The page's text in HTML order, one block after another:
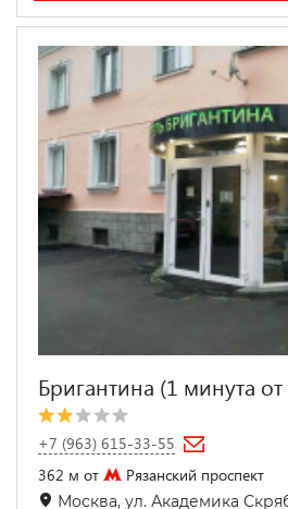
Бригантина (1 минута
+7 (963) 615-33-55
362 м от
Рязанский проспект
Москва, ул. Академика